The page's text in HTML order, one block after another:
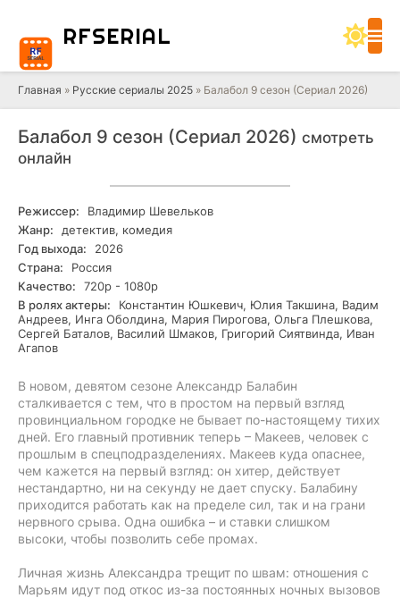
RFSERIAL
Главная » Русские сериалы 2025 » Балабол 9 сезон (Сериал 2026)
Балабол 9 сезон (Сериал 2026) смотреть
онлайн
Режиссер:
Владимир Шевельков
Жанр:
детектив, комедия
Год выхода:
2026
Страна:
Россия
Качество:
720р - 1080р
В ролях актеры:
Константин Юшкевич, Юлия Такшина, Вадим
Андреев, Инга Оболдина, Мария Пирогова, Ольга Плешкова,
Сергей Баталов, Василий Шмаков, Григорий Сиятвинда, Иван
Агапов
В новом, девятом сезоне Александр Балабин
сталкивается с тем, что в простом на первый взгляд
провинциальном городке не бывает по-настоящему тихих
дней. Его главный противник теперь – Макеев, человек с
прошлым в спецподразделениях. Макеев куда опаснее,
чем кажется на первый взгляд: он хитер, действует
нестандартно, ни на секунду не дает спуску. Балабину
приходится работать как на пределе сил, так и на грани
нервного срыва. Одна ошибка – и ставки слишком
высоки, чтобы позволить себе промах.
Личная жизнь Александра трещит по швам: отношения с
Марьям идут под откос из-за постоянных ночных вызовов